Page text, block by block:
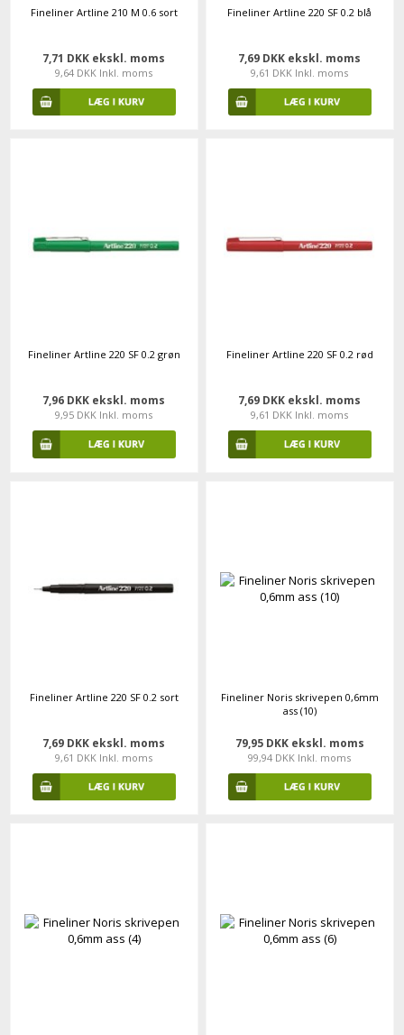
Fineliner Artline 210 M 0.6 sort
7,71 DKK ekskl. moms
9,64 DKK Inkl. moms
Fineliner Artline 220 SF 0.2 blå
7,69 DKK ekskl. moms
9,61 DKK Inkl. moms
Fineliner Artline 220 SF 0.2 grøn
7,96 DKK ekskl. moms
9,95 DKK Inkl. moms
Fineliner Artline 220 SF 0.2 rød
7,69 DKK ekskl. moms
9,61 DKK Inkl. moms
Fineliner Artline 220 SF 0.2 sort
7,69 DKK ekskl. moms
9,61 DKK Inkl. moms
Fineliner Noris skrivepen 0,6mm
ass (10)
79,95 DKK ekskl. moms
99,94 DKK Inkl. moms